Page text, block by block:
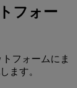
フォー
フォームにま
ます。